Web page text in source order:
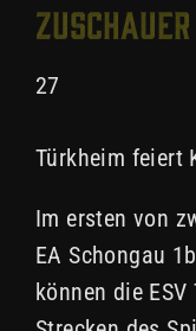
Zuschauer
27
Türkheim feiert
Im ersten von
EA Schongau
können die